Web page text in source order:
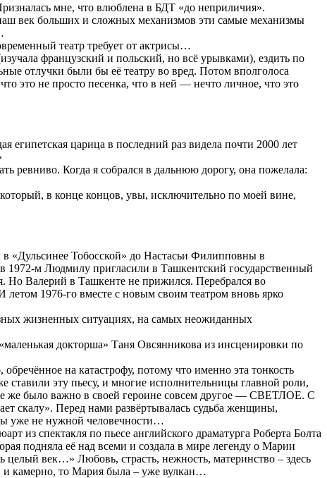
мне, что влюблена в БДТ «до неприличия».
век больших и сложных механизмов эти самые механизмы
театр требует от актрисы…
французский и польский, но всё урывками), ездить по
отлучки были бы её театру во вред. Потом вполголоса
это не просто песенка, что в ней — нечто личное, что это
египетская царица в последний раз видела почти 2000 лет
ревниво. Когда я собрался в дальнюю дорогу, она пожелала:
в конце концов, увы, исключительно по моей вине,
«Дульсинее Тобосской» до Настасьи Филипповны в
1972-м Людмилу пригласили в Ташкентский государственный
Но Валерий в Ташкенте не прижился. Перебрался во
летом 1976-го вместе с новым своим театром вновь ярко
жизненных ситуациях, на самых неожиданных
докторша» Таня Овсянникова из инсценировки по
на катастрофу, потому что именно эта тонкость
ставили эту пьесу, и многие исполнительницы главной роли,
же было важно в своей героине совсем другое — СВЕТЛОЕ. С
скалу». Перед нами развёртывалась судьба женщины,
уже не нужной человечности…
из спектакля по пьесе английского драматурга Роберта Болта
подняла её над всеми и создала в мире легенду о Марии
век…» Любовь, страсть, нежность, материнство – здесь
и камерно, то Мария была – уже вулкан…